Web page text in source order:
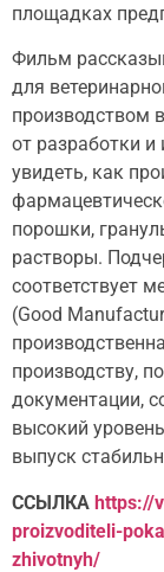
площадках
Фильм
для
производством
от разработки и
увидеть, как
порошки,
растворы.
соответствует
(Good
производству,
документации,
высокий
выпуск
ССЫЛКА https://
proizvoditeli-
zhivotnyh/